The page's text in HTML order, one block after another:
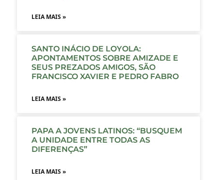
LEIA MAIS »
SANTO INÁCIO DE LOYOLA:
APONTAMENTOS SOBRE AMIZADE E
SEUS PREZADOS AMIGOS, SÃO
FRANCISCO XAVIER E PEDRO FABRO
LEIA MAIS »
PAPA A JOVENS LATINOS: “BUSQUEM
A UNIDADE ENTRE TODAS AS
DIFERENÇAS”
LEIA MAIS »